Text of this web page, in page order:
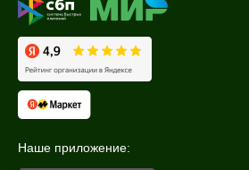
Наше приложение: